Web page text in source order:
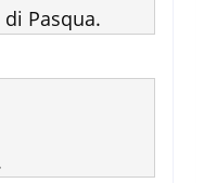
Pasqua.